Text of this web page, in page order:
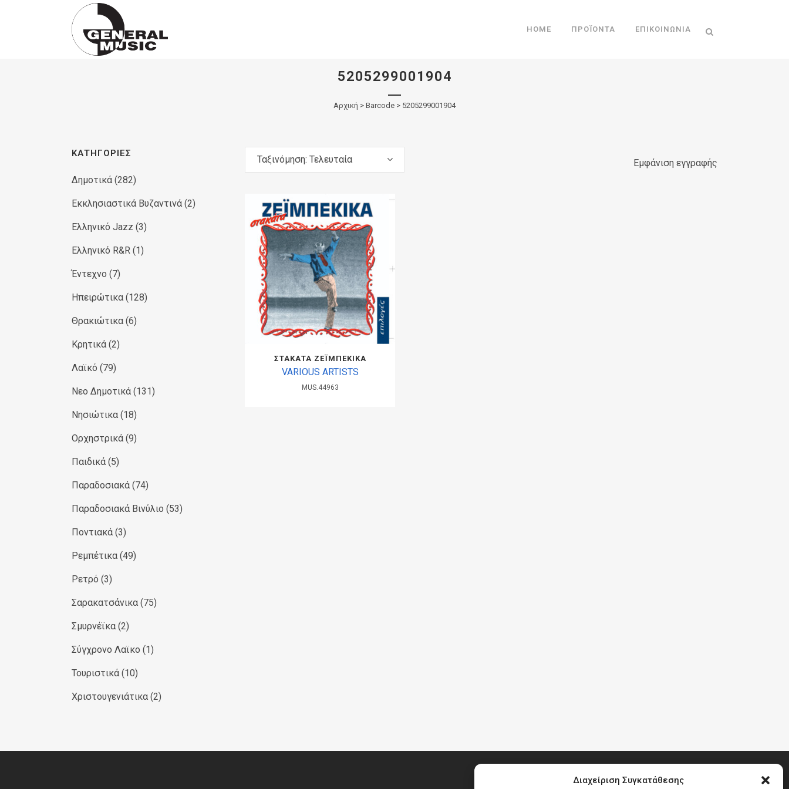
Διαχείριση Συγκατάθεσης
Products
HOME ΠΡΟΪΌΝΤΑ ΕΠΙΚΟΙΝΩΝΊΑ
5205299001904
Αρχική > Barcode > 5205299001904
ΚΑΤΗΓΟΡΊΕΣ
Δημοτικά (282)
Εκκλησιαστικά Βυζαντινά (2)
Ελληνικό Jazz (3)
Ελληνικό R&R (1)
Έντεχνο (7)
Ηπειρώτικα (128)
Θρακιώτικα (6)
Κρητικά (2)
Λαϊκό (79)
Νεο Δημοτικά (131)
Νησιώτικα (18)
Ορχηστρικά (9)
Παιδικά (5)
Παραδοσιακά (74)
Παραδοσιακά Βινύλιο (53)
Ποντιακά (3)
Ρεμπέτικα (49)
Ρετρό (3)
Σαρακατσάνικα (75)
Σμυρνέϊκα (2)
Σύγχρονο Λαϊκο (1)
Τουριστικά (10)
Χριστουγενιάτικα (2)
Εμφάνιση εγγραφής
Ταξινόμηση: Τελευταία
ΣΤΑΚΑΤΑ ΖΕΪΜΠΕΚΙΚΑ
VARIOUS ARTISTS
MUS.44963